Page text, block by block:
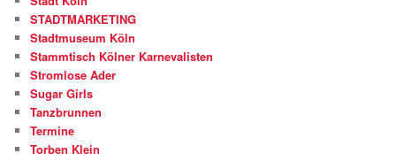
STADTMARKETING
Stadtmuseum Köln
Stammtisch Kölner Karnevalisten
Stromlose Ader
Sugar Girls
Tanzbrunnen
Termine
Torben Klein